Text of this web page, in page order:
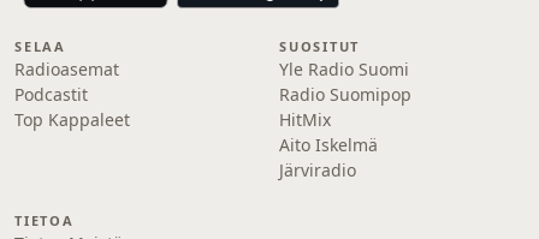
SELAA
Radioasemat
Podcastit
Top Kappaleet
SUOSITUT
Yle Radio Suomi
Radio Suomipop
HitMix
Aito Iskelmä
Järviradio
TIETOA